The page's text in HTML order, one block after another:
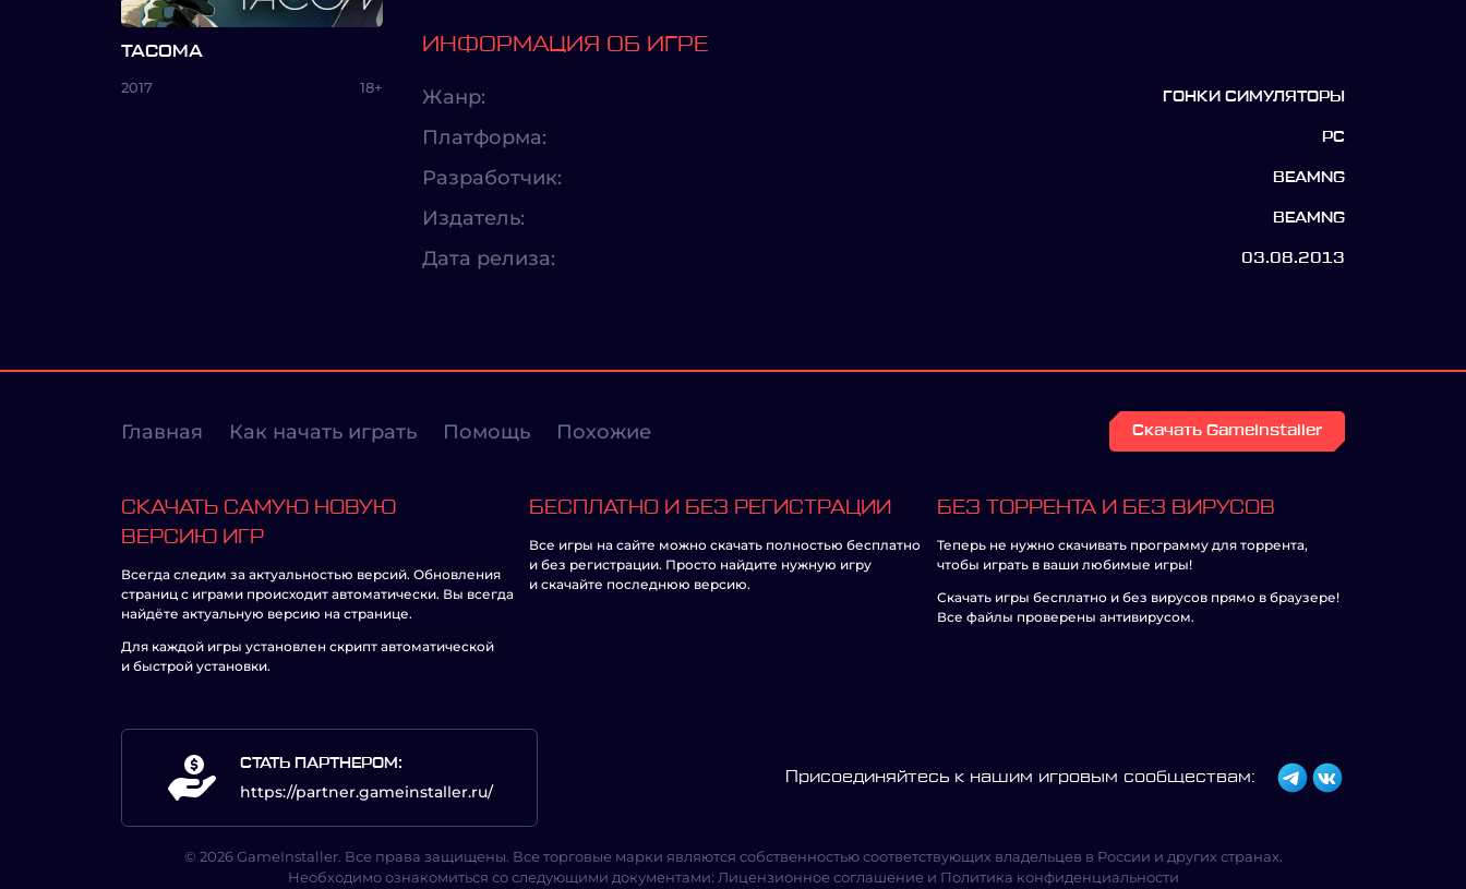
TACOMA
2017 18+
ИНФОРМАЦИЯ ОБ ИГРЕ
Жанр: ГОНКИ СИМУЛЯТОРЫ
Платформа: PC
Разработчик: BEAMNG
Издатель: BEAMNG
Дата релиза: 03.08.2013
Главная Как начать играть Помощь Похожие Скачать GameInstaller
СКАЧАТЬ САМУЮ НОВУЮ
ВЕРСИЮ ИГР
Всегда следим за актуальностью версий. Обновления
страниц с играми происходит автоматически. Вы всегда
найдёте актуальную версию на странице.
Для каждой игры установлен скрипт автоматической
и быстрой установки.
БЕСПЛАТНО И БЕЗ РЕГИСТРАЦИИ
Все игры на сайте можно скачать полностью бесплатно
и без регистрации. Просто найдите нужную игру
и скачайте последнюю версию.
БЕЗ ТОРРЕНТА И БЕЗ ВИРУСОВ
Теперь не нужно скачивать программу для торрента,
чтобы играть в ваши любимые игры!
Скачать игры бесплатно и без вирусов прямо в браузере!
Все файлы проверены антивирусом.
СТАТЬ ПАРТНЕРОМ:
https://partner.gameinstaller.ru/
Присоединяйтесь к нашим игровым сообществам:
© 2026 GameInstaller. Все права защищены. Все торговые марки являются собственностью соответствующих владельцев в России и других странах.
Необходимо ознакомиться со следующими документами: Лицензионное соглашение и Политика конфиденциальности